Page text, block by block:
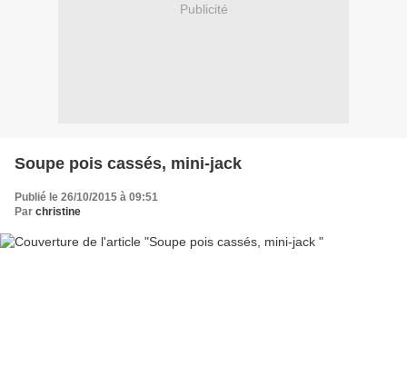
Publicité
Soupe pois cassés, mini-jack
Publié le 26/10/2015 à 09:51
Par christine